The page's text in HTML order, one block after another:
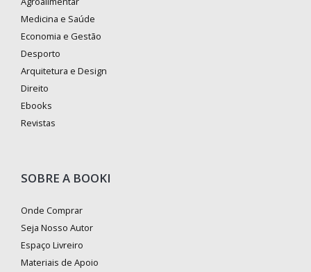
Medicina e Saúde
Economia e Gestão
Desporto
Arquitetura e Design
Direito
Ebooks
Revistas
SOBRE A BOOKI
Onde Comprar
Seja Nosso Autor
Espaço Livreiro
Materiais de Apoio